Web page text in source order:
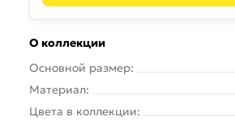
О коллекции
Основной размер:
Материал:
Цвета в коллекции: